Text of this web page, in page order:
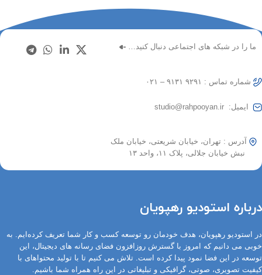
ما را در شبکه های اجتماعی دنبال کنید…
شماره تماس : ۹۲۹۱ ۹۱۳۱ – ۰۲۱
ایمیل: studio@rahpooyan.ir
آدرس : تهران، خیابان شریعتی، خیابان ملک
نبش خیابان جلالی، پلاک ۱۱، واحد ۱۳
درباره استودیو رهپویان
در استودیو رهپویان، هدف خودمان رو توسعه کسب و کار شما تعریف کرده‌ایم. به
خوبی می دانیم که امروز با گسترش روزافزون فضای رسانه های دیجیتال، این
توسعه در این فضا نمود پیدا کرده است. تلاش می کنیم تا با تولید محتواهای با
کیفیت تصویری، صوتی، گرافیکی و تبلیغاتی در این راه همراه شما باشیم.